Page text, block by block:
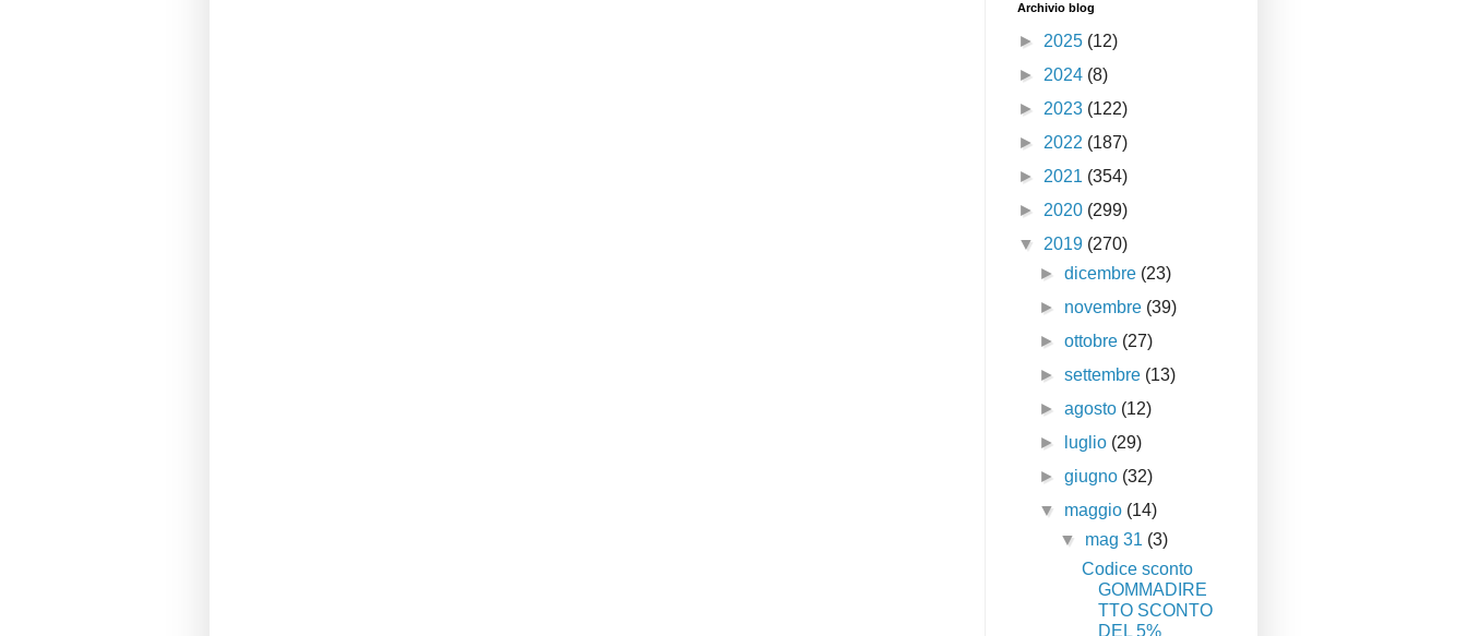
Archivio blog
► 2025 (12)
► 2024 (8)
► 2023 (122)
► 2022 (187)
► 2021 (354)
► 2020 (299)
▼ 2019 (270)
►dicembre (23)
► novembre (39)
►ottobre (27)
►settembre (13)
►agosto (12)
►
luglio (29)
►giugno (32)
▼ maggio (14)
▼ mag 31 (3)
Codice sconto
GOMMADIRE
TTO SCONTO
DEL 5%